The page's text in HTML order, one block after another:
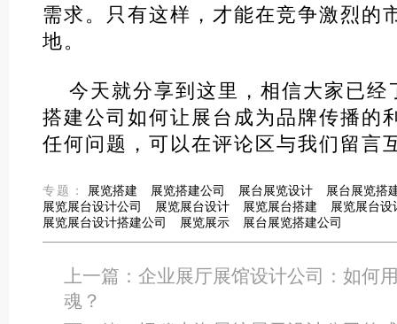
需求。只有这样，才能在竞争激烈的
地。
今天就分享到这里，相信大家已经
搭建公司如何让展台成为品牌传播的
任何问题，可以在评论区与我们留言
专题： 展览搭建 展览搭建公司 展台展览设计
展台展览搭
展览展台设计公司
展览展台设计 展览展台搭建
展览展台设
展览展台设计搭建公司
展览展示 展台展览搭建公司
上一篇：企业展厅展馆设计公司：如何
魂？